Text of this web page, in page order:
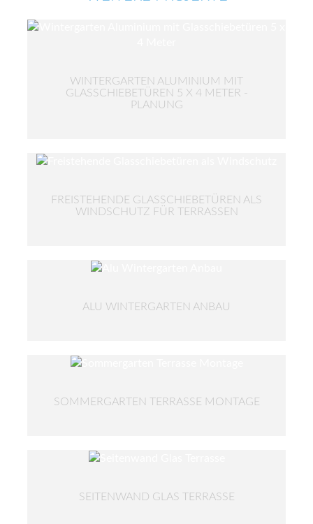
WINTERGARTEN ALUMINIUM MIT
GLASSCHIEBETÜREN 5 X 4 METER -
PLANUNG
FREISTEHENDE GLASSCHIEBETÜREN ALS
WINDSCHUTZ FÜR TERRASSEN
ALU WINTERGARTEN ANBAU
SOMMERGARTEN TERRASSE MONTAGE
SEITENWAND GLAS TERRASSE